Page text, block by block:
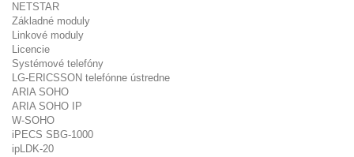
NETSTAR
Základné moduly
Linkové moduly
Licencie
Systémové telefóny
LG-ERICSSON telefónne ústredne
ARIA SOHO
ARIA SOHO IP
W-SOHO
iPECS SBG-1000
ipLDK-20